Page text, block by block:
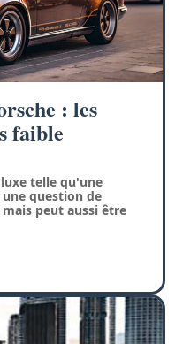
: les
faible
telle qu'une
question de
peut aussi être